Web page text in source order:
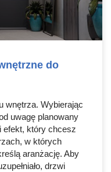
do
wnętrza. Wybierając
uwagę planowany
efekt, który chcesz
w których
aranżację. Aby
drzwi